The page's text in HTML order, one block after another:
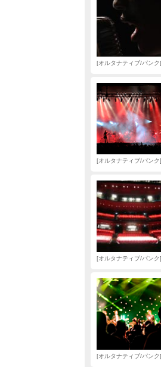
オルタナティブ/パンク
オルタナティブ/パンク
オルタナティブ/パンク
オルタナティブ/パンク